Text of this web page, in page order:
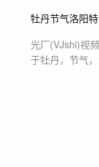
牡丹节气洛阳
光厂(VJshi)视
于牡丹，节气